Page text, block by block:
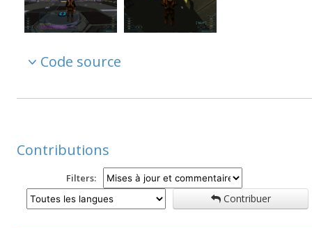
Code source
Contributions
Filters:
Contribuer